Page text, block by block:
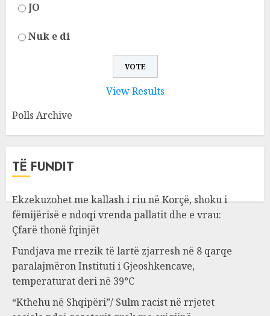
JO
Nuk e di
View Results
Polls Archive
TË FUNDIT
Ekzekuzohet me kallash i riu në Korçë, shoku i
fëmijërisë e ndoqi vrenda pallatit dhe e vrau:
Çfarë thonë fqinjët
Fundjava me rrezik të lartë zjarresh në 8 qarqe
paralajmëron Instituti i Gjeoshkencave,
temperaturat deri në 39°C
“Kthehu në Shqipëri”/ Sulm racist në rrjetet